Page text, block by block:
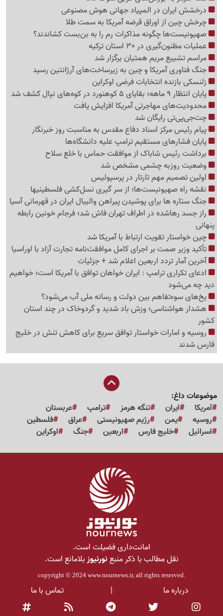
درخشش ایران در المپیاد جهانی هوش مصنوعی
چرخش چین از اوراق قرضه آمریکا به سمت طلا
صهیونیست‌ها چگونه مذاکرات رم را به بن‌بست کشاندند؟
عملیات مظنون‌گیری در 30 استان ترکیه
مراسم تشییع مریم همتیان برگزار شد
جنگ فناوری آمریکا و چین به زیرساخت‌های آرژانتین رسید
زلنسکی بازنده انتخابات فرضی اوکراین
پایان انتظار 9 ماهه؛ بقایای 5 کوهنورد در کوه‌های نپال کشف شد
محدودیت‌های مهاجرتی آمریکا افزایش یافت
چت‌جی‌پی‌تی رایگان شد
پیام رئیس مرکز اسناد دفاع مقدس به مناسبت روز خبرنگار
پایان فشارهای مستقیم ترامپ علیه دانشگاه‌ها
برداشت رئیس شاباک از موافقت حماس با خلع سلاح
وضعیت روزبه چشمی مشخص شد
اولین تصمیم مهم تارتار در پرسپولیس
نقشه راه صهیونیست‌ها؛ از سر گیری نسل‌کشی فلسطینی‍ها
جنگ ستاره ها برای پوشیدن پیراهن والیبال ایران در قهرمانی آسیا
راز جسد رهاشده در اطراف تهران فاش شد؛ فرجام خونین رابطه
پنهانی
چین خواستار تقویت ارتباط با آمریکا شد
تأکید وزیر صمت بر اجرای کامل موافقت‌نامه تجارت آزاد با اوراسیا
آخرین آمار تردد اربعین اعلام شد + جزئیات
ادعای تکراری ترامپ : ایران خواهان توافق با آمریکا است؛ خواهیم
دید چه می‌شود
یخ‌های سوءتفاهم بین دولت و رسانه ملی آب می‌شود؟
هشدار هواشناسی؛ وزش باد شدید و گردوخاک در چند استان
کشور
روسیه و امارات خواستار توافق سریع برای کاهش تنش در خلیج
فارس شدند
موضوعات داغ:
آمریکا
ایران تنگه هرمز ترامپ
عربستان
روسیه
یمن رژیم صهیونیستی عراق
فلسطین
اسرائیل
خلیج فارس اربعین جنگ اوکراین
امانت‌داری فضیلت است.
نقل مطالب با ذکر منبعنورنیوزبلامانع است.
copyright © 2024 www.nournews.ir, all rights reserved.
درباره ما | تماس با ما